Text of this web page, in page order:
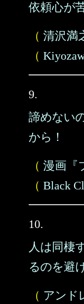
依頼心が
（ 清沢満
（
9.
諦めない
から！
（ 漫画『
（ Black
10.
人は同棲
るのを避
（ アンド